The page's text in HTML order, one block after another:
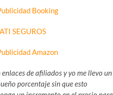
enlaces de afiliados y yo me llevo un
porcentaje sin que esto